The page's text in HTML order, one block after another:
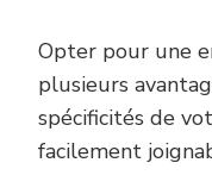
Opter pour une
plusieurs
spécificités de
facilement